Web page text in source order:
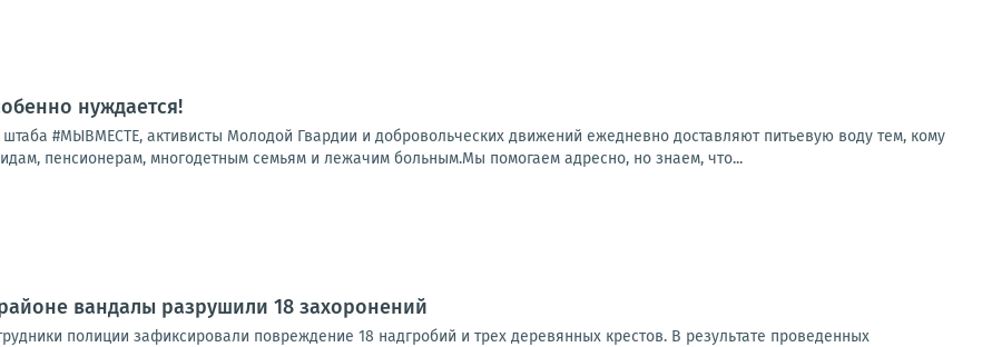
нуждается!
#МЫВМЕСТЕ, активисты Молодой Гвардии и добровольческих движений ежедневно доставляют питьевую воду тем, кому
пенсионерам, многодетным семьям и лежачим больным.Мы помогаем адресно, но знаем, что...
вандалы разрушили 18 захоронений
полиции зафиксировали повреждение 18 надгробий и трех деревянных крестов. В результате проведенных